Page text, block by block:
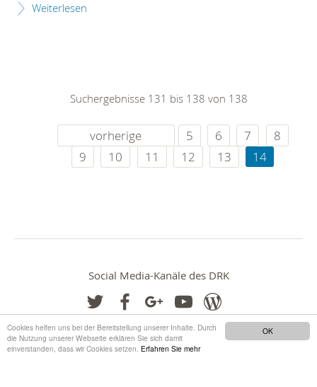
OK
Cookies helfen uns bei der Bereitstellung unserer Inhalte. Durch
die Nutzung unserer Webseite erklären Sie sich damit
einverstanden, dass wir Cookies setzen. Erfahren Sie mehr
Weiterlesen
Suchergebnisse 131 bis 138 von 138
vorherige 5 6 7
8
9
10 11 12 13 14
Social Media-Kanäle des DRK